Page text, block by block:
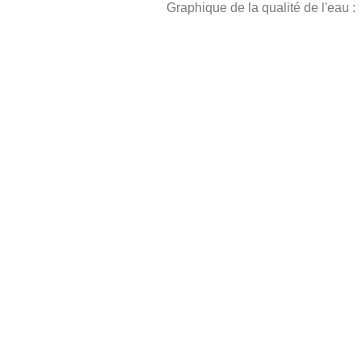
Graphique de la qualité de l'eau :